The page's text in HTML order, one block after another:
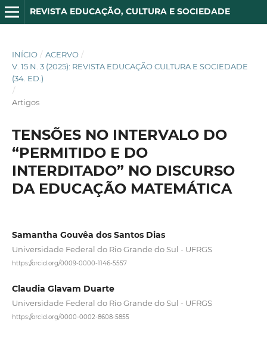
REVISTA EDUCAÇÃO, CULTURA E SOCIEDADE
INÍCIO / ACERVO /
V. 15 N. 3 (2025): REVISTA EDUCAÇÃO CULTURA E SOCIEDADE
(34. ED.)
/
Artigos
TENSÕES NO INTERVALO DO
“PERMITIDO E DO
INTERDITADO” NO DISCURSO
DA EDUCAÇÃO MATEMÁTICA
Samantha Gouvêa dos Santos Dias
Universidade Federal do Rio Grande do Sul - UFRGS
https://orcid.org/0009-0000-1146-5557
Claudia Glavam Duarte
Universidade Federal do Rio Grande do Sul - UFRGS
https://orcid.org/0000-0002-8608-5855